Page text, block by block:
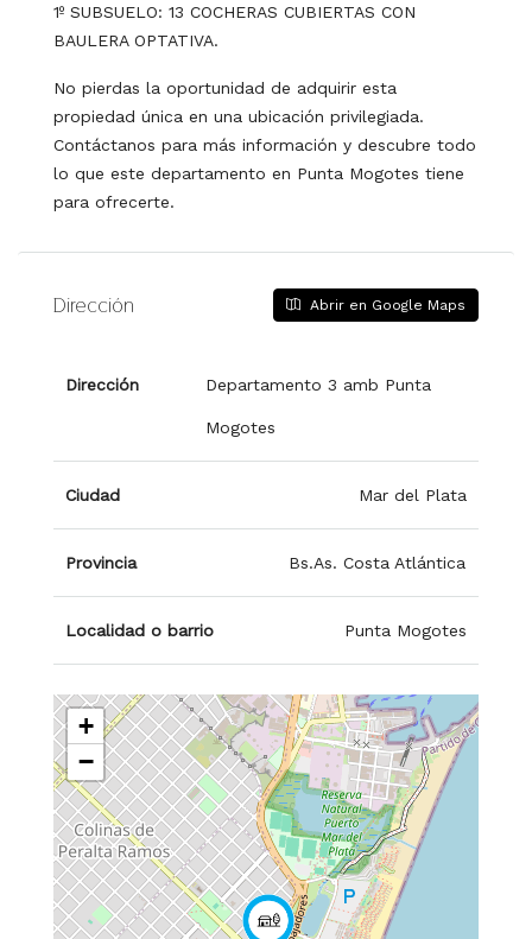
1º SUBSUELO: 13 COCHERAS CUBIERTAS CON
BAULERA OPTATIVA.
No pierdas la oportunidad de adquirir esta
propiedad única en una ubicación privilegiada.
Contáctanos para más información y descubre todo
lo que este departamento en Punta Mogotes tiene
para ofrecerte.
Dirección Abrir en Google Maps
Dirección Departamento 3 amb Punta
Mogotes
Ciudad Mar del Plata
Provincia Bs.As. Costa Atlántica
Localidad o barrio Punta Mogotes
+
−